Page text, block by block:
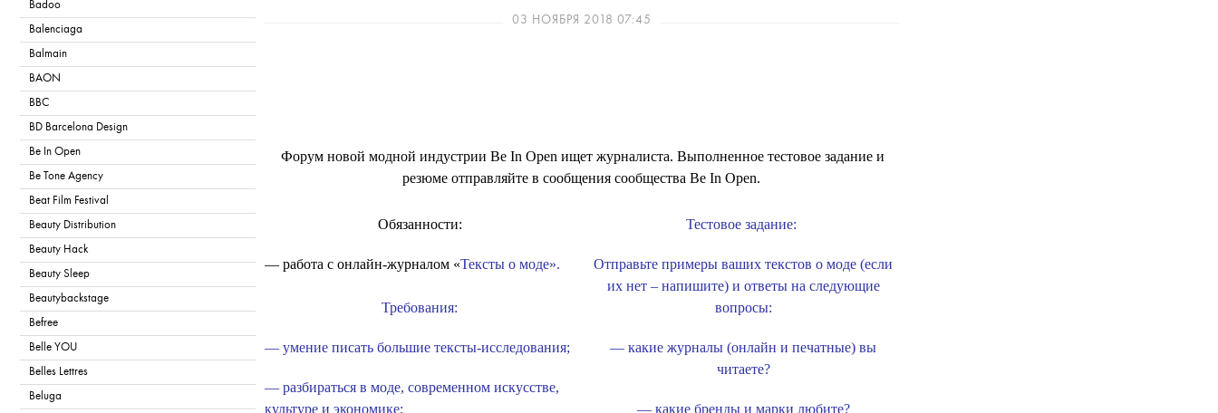
Badoo
Balenciaga
Balmain
BAON
BBC
BD Barcelona Design
Be In Open
Be Tone Agency
Beat Film Festival
Beauty Distribution
Beauty Hack
Beauty Sleep
Beautybackstage
Befree
Belle YOU
Belles Lettres
Beluga
03 НОЯБРЯ 2018 07:45
T
Форум новой модной индустрии Be In Open ищет журналиста. Выполненное тестовое задание и
резюме отправляйте в сообщения сообщества Be In Open.
Обязанности:
— работа с онлайн-журналом «Тексты о моде».
Тестовое задание:
Отправьте примеры ваших текстов о моде (если
их нет – напишите) и ответы на следующие
вопросы:
— какие журналы (онлайн и печатные) вы
читаете?
— какие бренды и марки любите?
Требования:
— умение писать большие тексты-исследования;
— разбираться в моде, современном искусстве,
культуре и экономике;